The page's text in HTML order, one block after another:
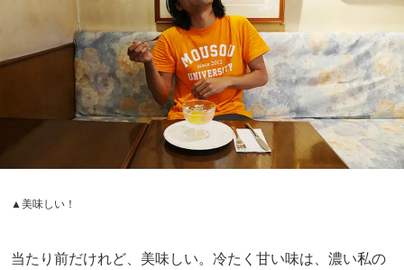
▲美味しい！
当たり前だけれど、美味しい。冷たく甘い味は、濃い私の